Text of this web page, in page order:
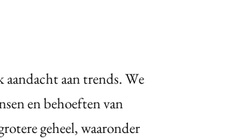
aan trends. We
en behoeften van
geheel, waaronder